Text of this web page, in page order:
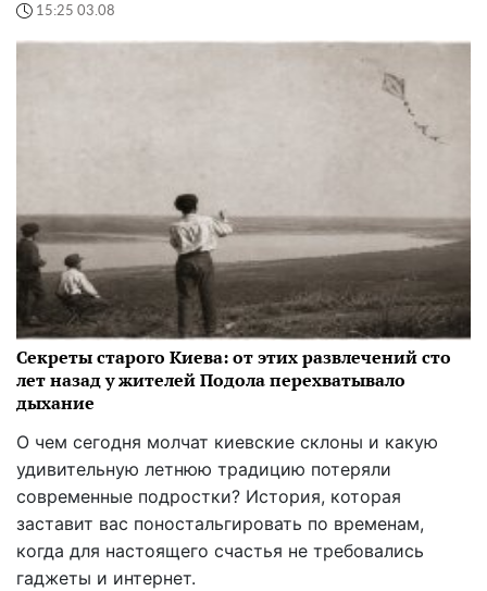
15:25 03.08
Секреты старого Киева: от этих развлечений сто
лет назад у жителей Подола перехватывало
дыхание
О чем сегодня молчат киевские склоны и какую
удивительную летнюю традицию потеряли
современные подростки? История, которая
заставит вас поностальгировать по временам,
когда для настоящего счастья не требовались
гаджеты и интернет.